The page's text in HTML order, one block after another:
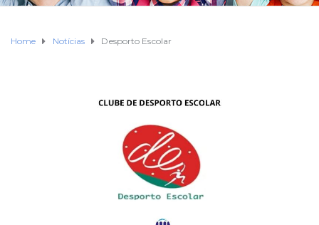
Home Notícias Desporto Escolar